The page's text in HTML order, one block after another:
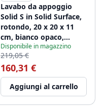
Lavabo da appoggio
Solid S in Solid Surface,
rotondo, 20 x 20 x 11
cm, bianco opaco,
1208953267
Disponibile in magazzino
219,05 €
160,31 €
Aggiungi al carrello